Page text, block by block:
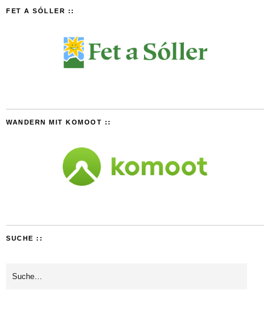
FET A SÓLLER ::
WANDERN MIT KOMOOT ::
SUCHE ::